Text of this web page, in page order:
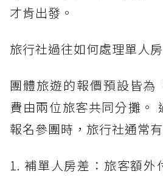
才肯出發。
旅行社過往如何處理單人房
團體旅遊的報價預設皆為
費由兩位旅客共同分攤。
報名參團時，旅行社通常
1. 補單人房差：旅客額外